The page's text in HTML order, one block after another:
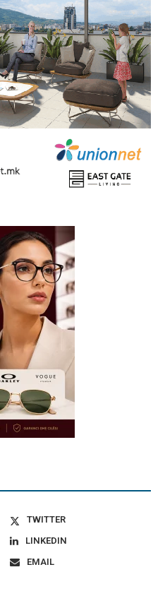
TWITTER
LINKEDIN
EMAIL